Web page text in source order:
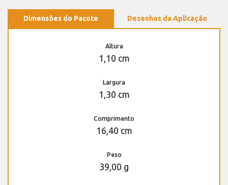
Dimensões do Pacote Desenhos da Aplicação
Altura
1,10 cm
Largura
1,30 cm
Comprimento
16,40 cm
Peso
39,00 g